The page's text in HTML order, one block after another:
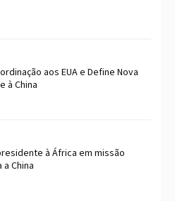
aos EUA e Define Nova
à China
à África em missão
China